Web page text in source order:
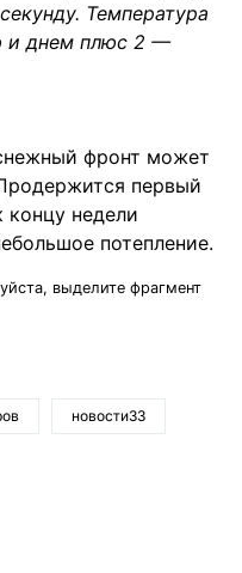
Температура
и днем плюс 2 —
фронт может
первый
концу недели
потепление.
выделите фрагмент
новости33